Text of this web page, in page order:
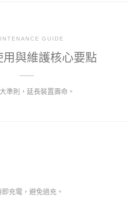
GUIDE
用與維護核心要點
準則，延長裝置壽命。
充電，避免過充。